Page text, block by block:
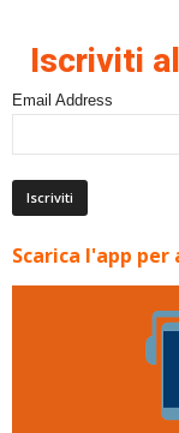
Iscriviti
Email Address
Scarica l'app